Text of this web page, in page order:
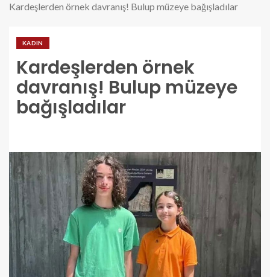
Kardeşlerden örnek davranış! Bulup müzeye bağışladılar
KADIN
Kardeşlerden örnek
davranış! Bulup müzeye
bağışladılar